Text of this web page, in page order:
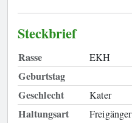
Steckbrief
Rasse EKH
Geburtstag
Geschlecht
Kater
Haltungsart Freigänger